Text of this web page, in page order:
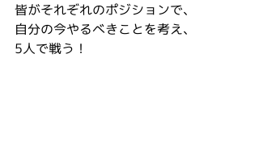
皆がそれぞれのポジションで、
自分の今やるべきことを考え、
5人で戦う！